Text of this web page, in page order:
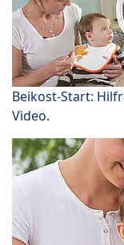
Beikost-Start:
Video.